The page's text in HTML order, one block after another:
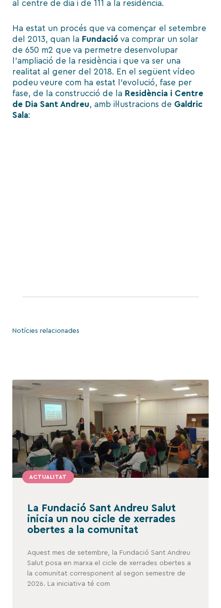
al centre de dia i de 111 a la residència.
Ha estat un procés que va començar el setembre
del 2013, quan la Fundació va comprar un solar
de 650 m2 que va permetre desenvolupar
l’ampliació de la residència i que va ser una
realitat al gener del 2018. En el següent vídeo
podeu veure com ha estat l’evolució, fase per
fase, de la construcció de la Residència i Centre
de Dia Sant Andreu, amb il·lustracions de Galdric
Sala:
Notícies relacionades
ACTUALITAT
La Fundació Sant Andreu Salut
inicia un nou cicle de xerrades
obertes a la comunitat
Aquest mes de setembre, la Fundació Sant Andreu
Salut posa en marxa el cicle de xerrades obertes a
la comunitat corresponent al segon semestre de
2026. La iniciativa té com